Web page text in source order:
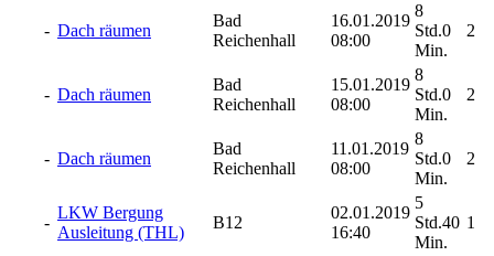
- Dach räumen
Bad
Reichenhall
16.01.2019
08:00
8
Std.0
Min.
2
- Dach räumen
Bad
Reichenhall
15.01.2019
08:00
8
Std.0
Min.
2
- Dach räumen
Bad
Reichenhall
11.01.2019
08:00
8
Std.0
Min.
2
-
LKW Bergung
Ausleitung (THL)
B12
02.01.2019
16:40
5
Std.40
Min.
1